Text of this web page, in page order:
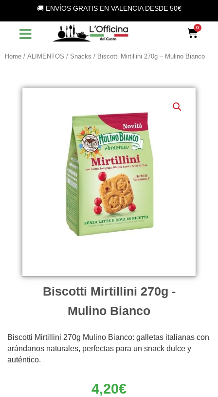
contenuto
🚚 ENVÍOS GRATIS EN VALENCIA DESDE 50€
Home / ALIMENTOS / Snacks / Biscotti Mirtillini 270g – Mulino Bianco
Biscotti Mirtillini 270g -
Mulino Bianco
Biscotti Mirtillini 270g Mulino Bianco: galletas italianas con
arándanos naturales, perfectas para un snack dulce y
auténtico.
4,20€